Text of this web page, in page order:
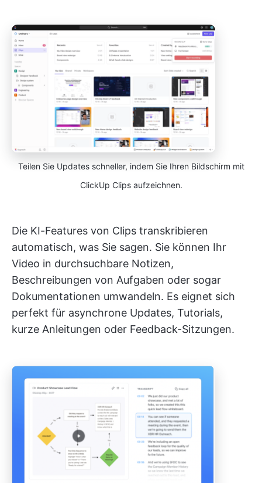
Teilen Sie Updates schneller, indem Sie Ihren Bildschirm mit
ClickUp Clips aufzeichnen.
Die KI-Features von Clips transkribieren
automatisch, was Sie sagen. Sie können Ihr
Video in durchsuchbare Notizen,
Beschreibungen von Aufgaben oder sogar
Dokumentationen umwandeln. Es eignet sich
perfekt für asynchrone Updates, Tutorials,
kurze Anleitungen oder Feedback-Sitzungen.